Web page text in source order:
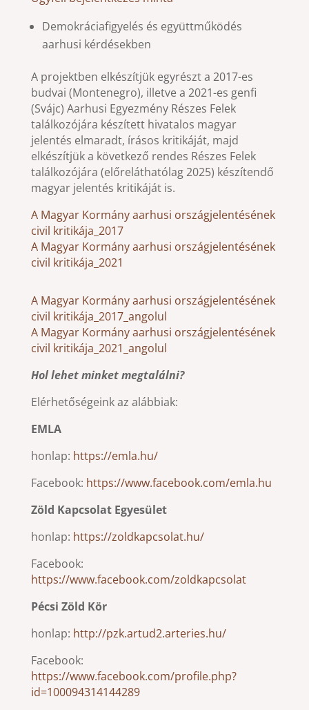
Demokráciafigyelés és együttműködés
aarhusi kérdésekben
A projektben elkészítjük egyrészt a 2017-es
budvai (Montenegro), illetve a 2021-es genfi
(Svájc) Aarhusi Egyezmény Részes Felek
találkozójára készített hivatalos magyar
jelentés elmaradt, írásos kritikáját, majd
elkészítjük a következő rendes Részes Felek
találkozójára (előreláthatólag 2025) készítendő
magyar jelentés kritikáját is.
A Magyar Kormány aarhusi országjelentésének
civil kritikája_2017
A Magyar Kormány aarhusi országjelentésének
civil kritikája_2021
A Magyar Kormány aarhusi országjelentésének
civil kritikája_2017_angolul
A Magyar Kormány aarhusi országjelentésének
civil kritikája_2021_angolul
Hol lehet minket megtalálni?
Elérhetőségeink az alábbiak:
EMLA
honlap: https://emla.hu/
Facebook: https://www.facebook.com/emla.hu
Zöld Kapcsolat Egyesület
honlap: https://zoldkapcsolat.hu/
Facebook:
https://www.facebook.com/zoldkapcsolat
Pécsi Zöld Kör
honlap: http://pzk.artud2.arteries.hu/
Facebook:
https://www.facebook.com/profile.php?
id=100094314144289